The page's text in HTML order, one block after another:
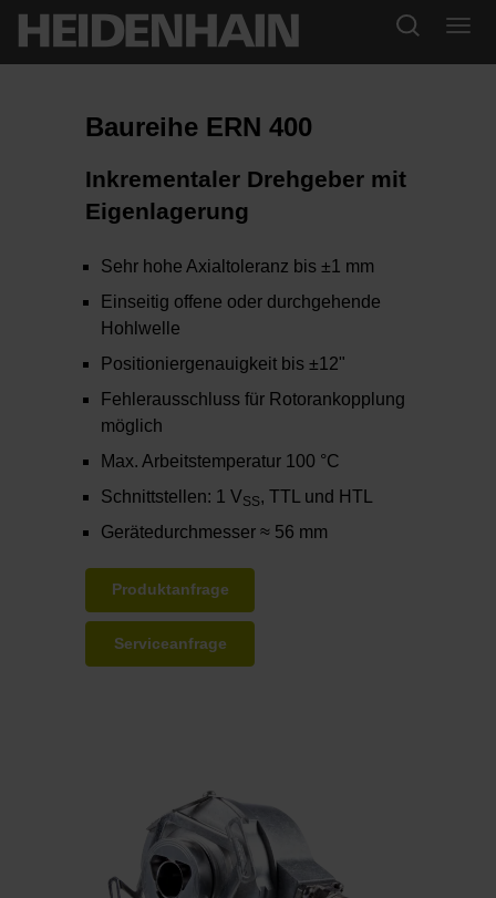
Baureihe ERN 400
Inkrementaler Drehgeber mit
Eigenlagerung
Sehr hohe Axialtoleranz bis ±1 mm
Einseitig offene oder durchgehende
Hohlwelle
Positioniergenauigkeit bis ±12"
Fehlerausschluss für Rotorankopplung
möglich
Max. Arbeitstemperatur 100 °C
Schnittstellen: 1 VSS, TTL und HTL
Gerätedurchmesser ≈ 56 mm
Produktanfrage
Serviceanfrage